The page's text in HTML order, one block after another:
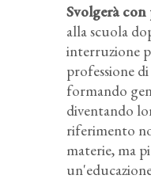
Svolgerà
alla scuola
interruzione
professione
formando
diventando
riferimento
materie, ma